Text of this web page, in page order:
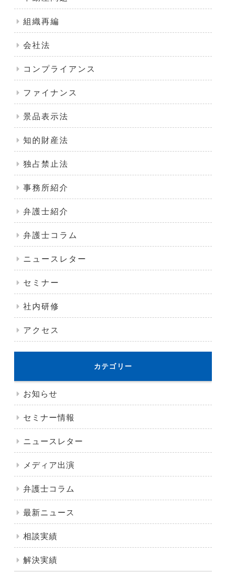
組織再編
会社法
コンプライアンス
ファイナンス
景品表示法
知的財産法
独占禁止法
事務所紹介
弁護士紹介
弁護士コラム
ニュースレター
セミナー
社内研修
アクセス
カテゴリー
お知らせ
セミナー情報
ニュースレター
メディア出演
弁護士コラム
最新ニュース
相談実績
解決実績